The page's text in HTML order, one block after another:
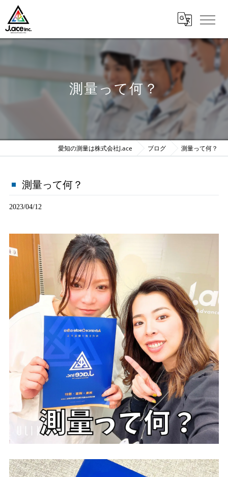
測量って何？
愛知の測量は株式会社J.ace ブログ 測量って何？
測量って何？
2023/04/12